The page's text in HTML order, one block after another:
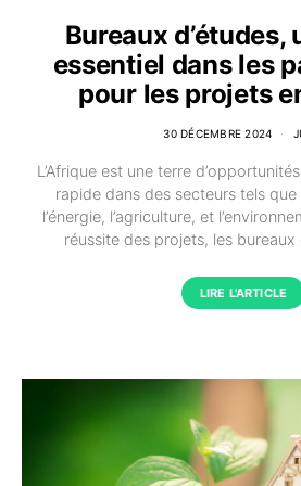
Bureaux d’études,
essentiel dans les
pour les projets
30 DÉCEMBRE 2024
L’Afrique est une terre
rapide dans des secteurs tels
l’énergie, l’agriculture, et
réussite des projets, les bureaux
LIRE L'ARTICLE